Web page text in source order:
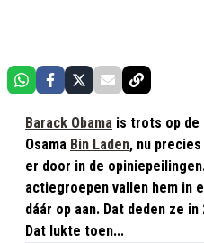
Barack Obama is trots op de
Osama Bin Laden, nu
er door in de
actiegroepen vallen hem in
dáár op aan. Dat deden ze
Dat lukte toen...